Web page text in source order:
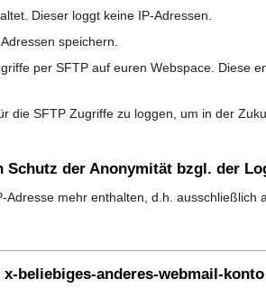
Dieser loggt keine IP-Adressen.
speichern.
per SFTP auf euren Webspace. Diese
die SFTP Zugriffe zu loggen, um in der
Schutz der Anonymität bzgl. der
mehr enthalten, d.h. ausschließlich
beliebiges-anderes-webmail-